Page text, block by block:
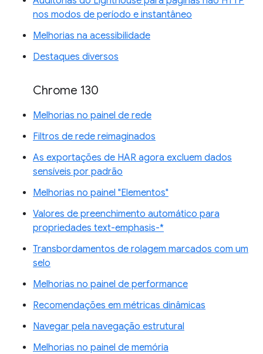
nos modos de período e instantâneo
Melhorias na acessibilidade
Destaques diversos
Chrome 130
Melhorias no painel de rede
Filtros de rede reimaginados
As exportações de HAR agora excluem dados
sensíveis por padrão
Melhorias no painel "Elementos"
Valores de preenchimento automático para
propriedades text-emphasis-*
Transbordamentos de rolagem marcados com um
selo
Melhorias no painel de performance
Recomendações em métricas dinâmicas
Navegar pela navegação estrutural
Melhorias no painel de memória